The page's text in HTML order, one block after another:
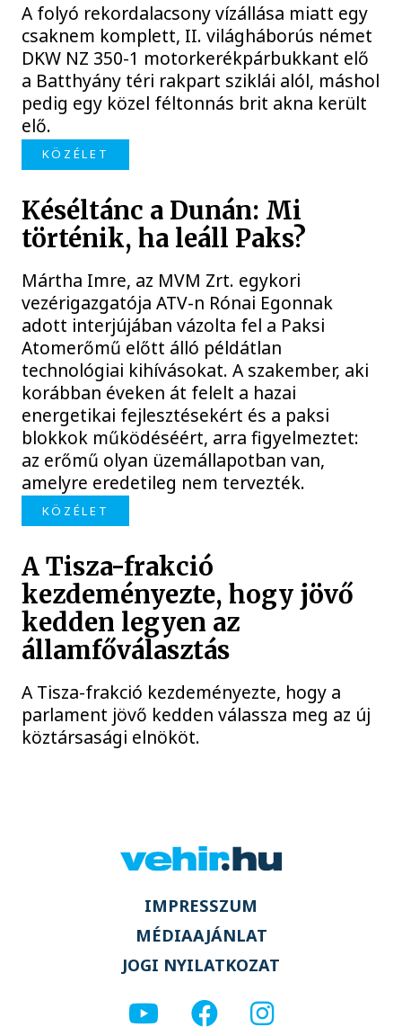
A folyó rekordalacsony vízállása miatt egy
csaknem komplett, II. világháborús német
DKW NZ 350-1 motorkerékpárbukkant elő
a Batthyány téri rakpart sziklái alól, máshol
pedig egy közel féltonnás brit akna került
elő.
KÖZÉLET
Késéltánc a Dunán: Mi
történik, ha leáll Paks?
Mártha Imre, az MVM Zrt. egykori
vezérigazgatója ATV-n Rónai Egonnak
adott interjújában vázolta fel a Paksi
Atomerőmű előtt álló példátlan
technológiai kihívásokat. A szakember, aki
korábban éveken át felelt a hazai
energetikai fejlesztésekért és a paksi
blokkok működéséért, arra figyelmeztet:
az erőmű olyan üzemállapotban van,
amelyre eredetileg nem tervezték.
KÖZÉLET
A Tisza-frakció
kezdeményezte, hogy jövő
kedden legyen az
államfőválasztás
A Tisza-frakció kezdeményezte, hogy a
parlament jövő kedden válassza meg az új
köztársasági elnököt.
IMPRESSZUM
MÉDIAAJÁNLAT
JOGI NYILATKOZAT